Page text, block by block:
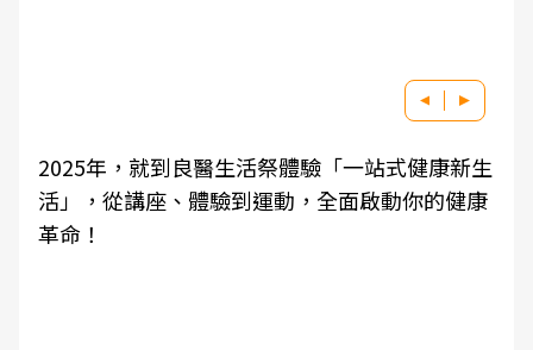
2025年，就到良醫生活祭體驗「一站式健康新生
活」，從講座、體驗到運動，全面啟動你的健康
革命！